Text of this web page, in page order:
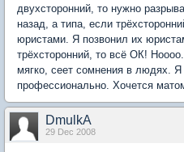
двухсторонний, то нужно
назад, а типа, если
юристами. Я позвонил их
трёхсторонний, то всё ОК!
мягко, сеет сомнения в людях.
профессионально. Хочется
DmulkA
29 Dec 2008